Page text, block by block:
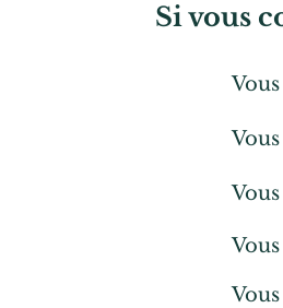
Si vous